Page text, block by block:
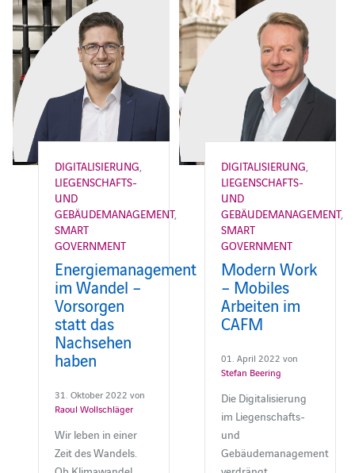
DIGITALISIERUNG,
LIEGENSCHAFTS-
UND
GEBÄUDEMANAGEMENT,
SMART
GOVERNMENT
Energiemanagement
im Wandel –
Vorsorgen
statt das
Nachsehen
haben
31. Oktober 2022 von
Raoul Wollschläger
Wir leben in einer
Zeit des Wandels.
DIGITALISIERUNG,
LIEGENSCHAFTS-
UND
GEBÄUDEMANAGEMENT,
SMART
GOVERNMENT
Modern Work
– Mobiles
Arbeiten im
CAFM
01. April 2022 von
Stefan Beering
Die Digitalisierung
im Liegenschafts-
und
Gebäudemanagement